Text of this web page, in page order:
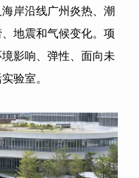
岸沿线广州炎热、潮
地震和气候变化。项
影响、弹性、面向未
验室。